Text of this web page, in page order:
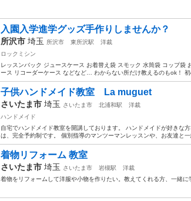
入園入学進学グッズ手作りしませんか？
所沢市 埼玉 所沢市 東所沢駅
洋裁
ロックミシン
レッスンバック ジュースケース お着替え袋 スモック 水筒袋 コップ袋
ース リコーダーケース などなど… わからない所だけ教えるのもok！
子供ハンドメイド教室 La muguet
さいたま市 埼玉 さいたま市 北浦和駅
洋裁
ハンドメイド
自宅でハンドメイド教室を開講しております。 ハンドメイドが好きな
は、完全予約制です。 個別指導のマンツーマンレッスンや、お友達と
着物リフォーム 教室
さいたま市 埼玉 さいたま市 岩槻駅
洋裁
着物をリフォームして洋服や小物を作りたい。教えてくれる方、一緒に